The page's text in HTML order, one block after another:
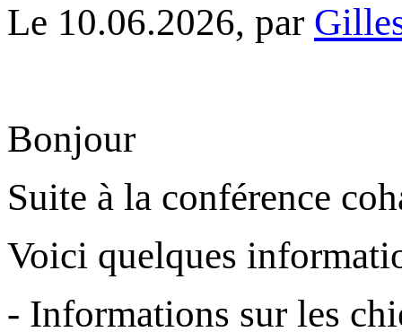
Le 10.06.2026, par
Bonjour
Suite à la conférence
Voici quelques
- Informations sur les